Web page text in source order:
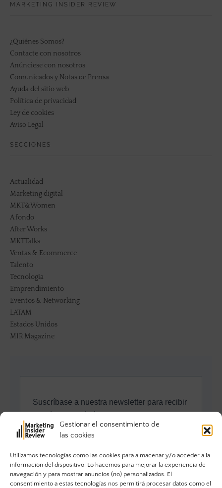
Gestionar el consentimiento de
las cookies
Utilizamos tecnologías como las cookies para almacenar y/o acceder a la
información del dispositivo. Lo hacemos para mejorar la experiencia de
navegación y para mostrar anuncios (no) personalizados. El
consentimiento a estas tecnologías nos permitirá procesar datos como el
MARKETING INSIDER REVIEW
¿Quiénes Somos?
Contacte con nosotros
Anúnciese con nosotros
Comunicados y Notas de Prensa
Ayuda del sitio web
Política de privacidad
Ley de cookies
Aviso Legal
SECCIONES
Actualidad
Marketing digital
MKT&Women
A fondo
After Works
MKTTalks
Ventas & Ecommerce
Talento
Tecnología
Emprendimiento
Eventos & Networking
LATAM
Estados Unidos
MIR Magazine